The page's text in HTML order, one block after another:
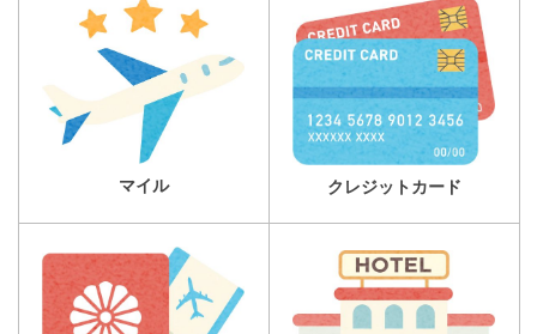
マイル クレジットカード